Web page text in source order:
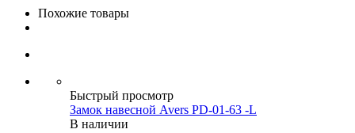
Похожие товары
Быстрый просмотр
Замок навесной Avers PD-01-63 -L
В наличии